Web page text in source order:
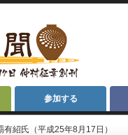
参加する
有紹氏（平成25年8月17日）